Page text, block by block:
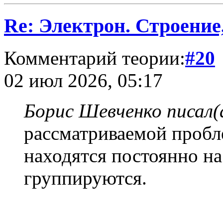
Re: Электрон.
Комментарий теории:#20
02 июл 2026, 05:17
Борис Шевченко
рассматриваемой
находятся постоянно
группируются.